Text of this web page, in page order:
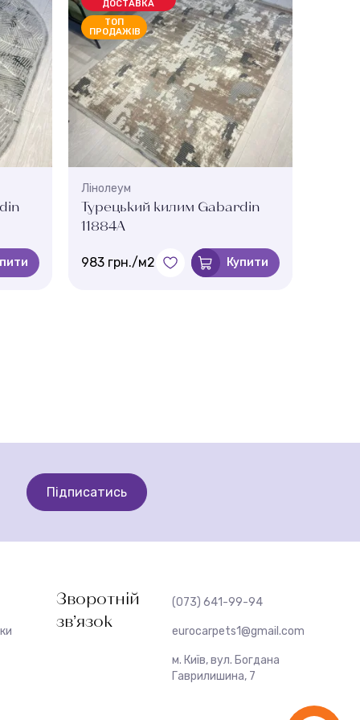
ДОСТАВКА
ТОП
ПРОДАЖІВ
Лінолеум
Турецький килим Gabardin
11884A
983 грн./м2 Купити
Підписатись
Зворотній
зв’язок
(073) 641-99-94
eurocarpets1@gmail.com
м. Київ, вул. Богдана
Гаврилишина, 7